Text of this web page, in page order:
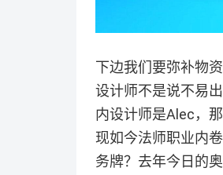
下边我们要弥补物
设计师不是说不易
内设计师是Alec，
现如今法师职业内
务牌？去年今日的